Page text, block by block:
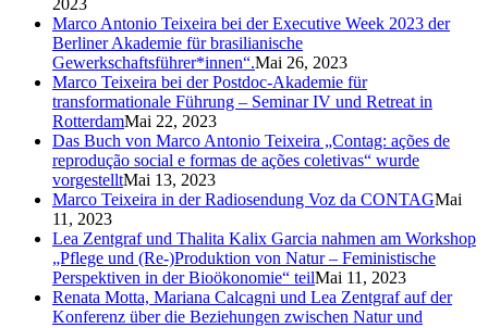
Marco Antonio Teixeira bei der Executive Week 2023 der
Berliner Akademie für brasilianische
Gewerkschaftsführer*innen“.Mai 26, 2023
Marco Teixeira bei der Postdoc-Akademie für
transformationale Führung – Seminar IV und Retreat in
RotterdamMai 22, 2023
Das Buch von Marco Antonio Teixeira „Contag: ações de
reprodução social e formas de ações coletivas“ wurde
vorgestelltMai 13, 2023
Marco Teixeira in der Radiosendung Voz da CONTAGMai
11, 2023
Lea Zentgraf und Thalita Kalix Garcia nahmen am Workshop
„Pflege und (Re-)Produktion von Natur – Feministische
Perspektiven in der Bioökonomie“ teilMai 11, 2023
Renata Motta, Mariana Calcagni und Lea Zentgraf auf der
Konferenz über die Beziehungen zwischen Natur und